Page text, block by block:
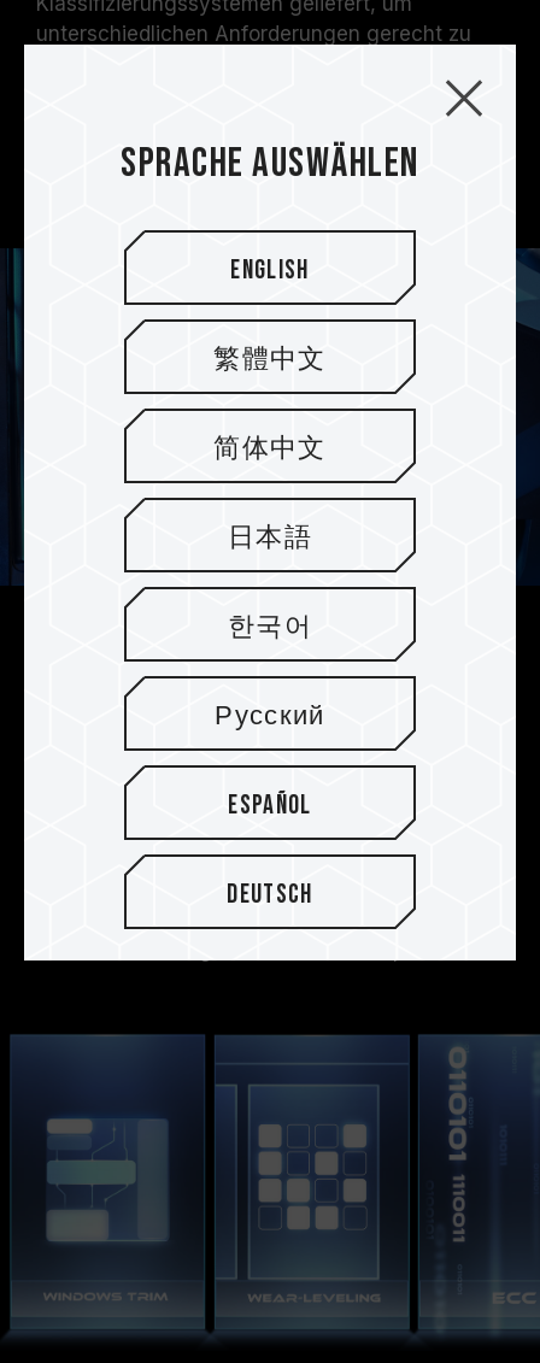
unterschiedlichen Anforderungen gerecht zu
unterstützt DRAM Caching und SLC Caching,
während T-FORCE G70 PCIe 4.0 SSD nur SLC
Caching unterstützt. Wählen Sie das System,
Verschiedene
Wärmeableitungsmodule für
unterschiedliche Anforderungen
Die SSDs bieten zwei Wärmeableitungsmodule,
die den PS5-Konsolenvorschriften für
Kühlkörper entsprechen: den patentierten
ultradünnen Graphen-Kühlkörper und den
brandneuen Wärmespreizer aus
Aluminiumlegierung. Wählen Sie das Modul, das
Sprache auswählen
English
繁體中文
简体中文
日本語
한국어
Русский
Español
Deutsch